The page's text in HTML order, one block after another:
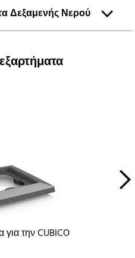
Δεξαμενής Νερού
την CUBICO